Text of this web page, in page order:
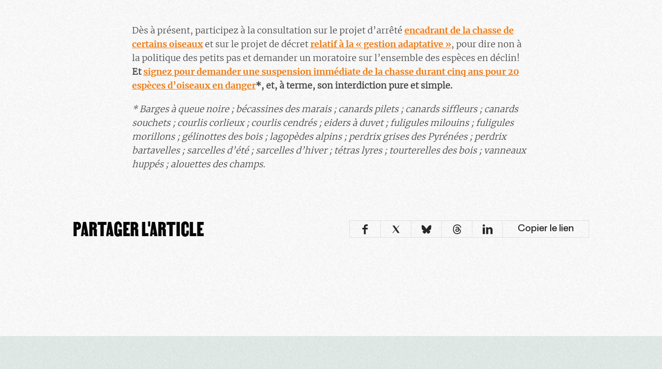
Dès à présent, participez à la consultation surle projet d’arrêté encadrant de la chasse de
certains oiseauxet sur le projet de décretrelatif à la « gestion adaptative », pour dire non à
la politique des petits pas et demander un moratoire sur l’ensemble des espèces en déclin!
Etsignez pour demander une suspension immédiate de la chasse durant cinq ans pour 20
espèces d’oiseaux en danger*, et, à terme, son interdiction pure et simple.
*Barges à queue noire ; bécassines des marais ; canards pilets ; canards siffleurs ; canards
souchets ; courlis corlieux ; courlis cendrés ; eiders à duvet ; fuligulesmilouins ; fuligules
morillons ; gélinottes des bois ; lagopèdes alpins ; perdrixgrisesdes Pyrénées ; perdrix
bartavelles; sarcelles d’été ; sarcelles d’hiver; tétras lyres ; tourterellesdes bois ; vanneaux
huppés ; alouettes des champs.
PARTAGER L'ARTICLE Copier le lien